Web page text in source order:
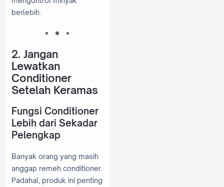
berlebih.
2. Jangan
Lewatkan
Conditioner
Setelah Keramas
Fungsi Conditioner
Lebih dari Sekadar
Pelengkap
Banyak orang yang masih
anggap remeh conditioner.
Padahal, produk ini penting